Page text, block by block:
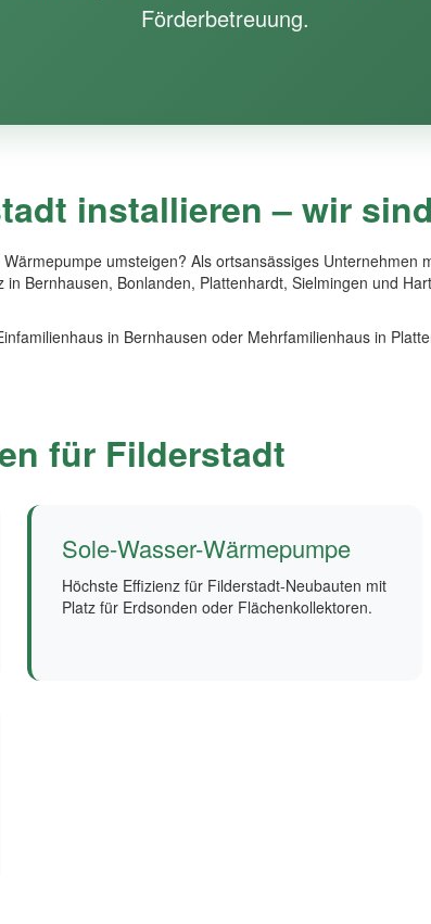
Förderbetreuung.
installieren – wir
umsteigen? Als ortsansässiges Unternehmen
Bernhausen, Bonlanden, Plattenhardt, Sielmingen und
in Bernhausen oder Mehrfamilienhaus in
für Filderstadt
Sole-Wasser-Wärmepumpe
Höchste Effizienz für Filderstadt-Neubauten mit
Platz für Erdsonden oder Flächenkollektoren.